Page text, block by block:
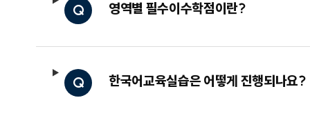
Q 영역별 필수이수학점이란?
Q 한국어교육실습은 어떻게 진행되나요?